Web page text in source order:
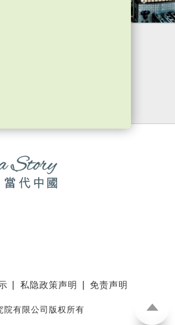
私隐政策声明 免责声明
有限公司版权所有